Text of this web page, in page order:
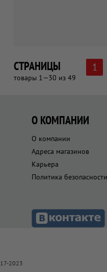
СТРАНИЦЫ
товары 1—30 из 49
1
О КОМПАНИИ
О компании
Адреса магазинов
Карьера
Политика безопасности
2023